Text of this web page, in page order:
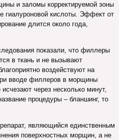
и заломы корректируемой зоны
гиалуроновой кислоты. Эффект от
длится около года,
показали, что филлеры
в ткань и не вызывают
воздействуют на
вводе филлеров в морщины
через несколько минут,
процедуры – бланшинг, то
являющийся единственным
поверхностных морщин, а не